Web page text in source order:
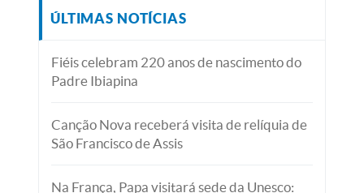
ÚLTIMAS NOTÍCIAS
Fiéis celebram 220 anos de nascimento do
Padre Ibiapina
Canção Nova receberá visita de relíquia de
São Francisco de Assis
Na França, Papa visitará sede da Unesco: